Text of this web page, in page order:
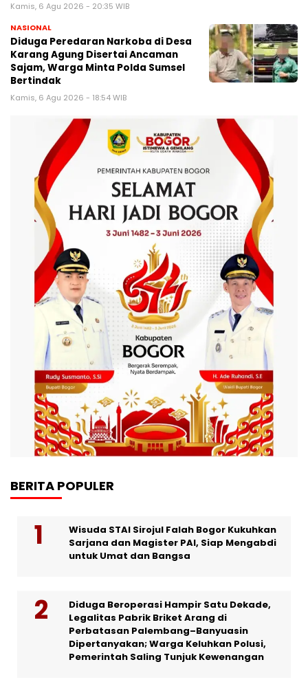
Kamis, 6 Agu 2026 - 20:35 WIB
NASIONAL
Diduga Peredaran Narkoba di Desa
Karang Agung Disertai Ancaman
Sajam, Warga Minta Polda Sumsel
Bertindak
Kamis, 6 Agu 2026 - 18:54 WIB
BERITA POPULER
Wisuda STAI Sirojul Falah Bogor Kukuhkan
Sarjana dan Magister PAI, Siap Mengabdi
untuk Umat dan Bangsa
Diduga Beroperasi Hampir Satu Dekade,
Legalitas Pabrik Briket Arang di
Perbatasan Palembang–Banyuasin
Dipertanyakan; Warga Keluhkan Polusi,
Pemerintah Saling Tunjuk Kewenangan